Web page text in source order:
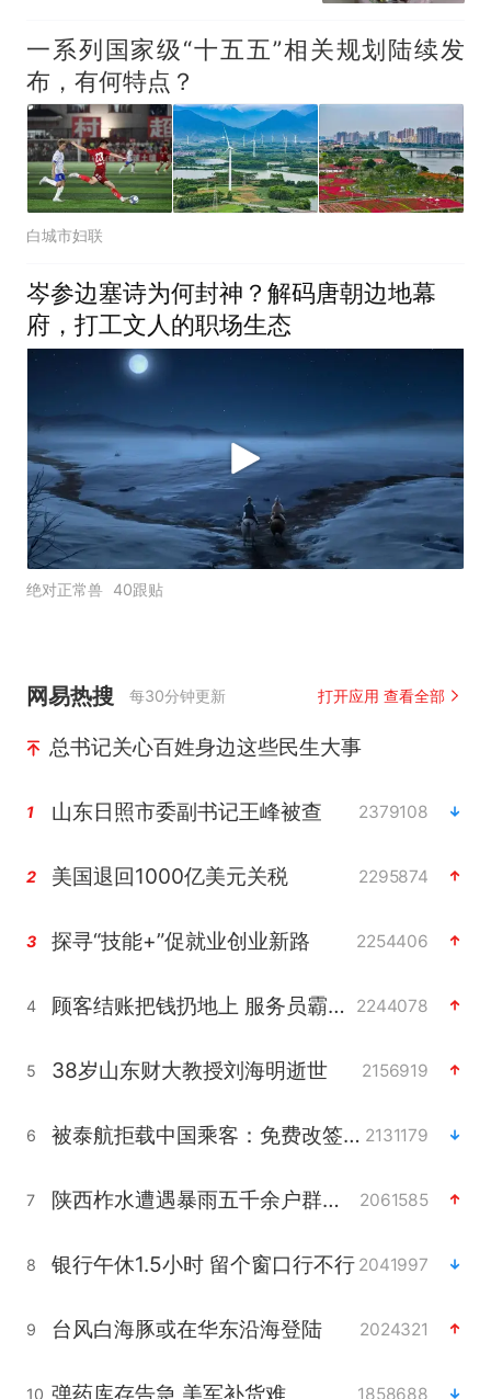
一系列国家级“十五五”相关规划陆续发
布，有何特点？
白城市妇联
岑参边塞诗为何封神？解码唐朝边地幕
府，打工文人的职场生态
绝对正常兽 40跟贴
网易热搜 每30分钟更新 打开应用 查看全部
总书记关心百姓身边这些民生大事
1 山东日照市委副书记王峰被查 2379108
2 美国退回1000亿美元关税 2295874
3 探寻“技能+”促就业创业新路 2254406
4 顾客结账把钱扔地上 服务员霸气扔回 2244078
5 38岁山东财大教授刘海明逝世 2156919
6 被泰航拒载中国乘客：免费改签没兑现 2131179
7 陕西柞水遭遇暴雨五千余户群众转移 2061585
8 银行午休1.5小时 留个窗口行不行 2041997
9 台风白海豚或在华东沿海登陆 2024321
10 弹药库存告急 美军补货难 1858688